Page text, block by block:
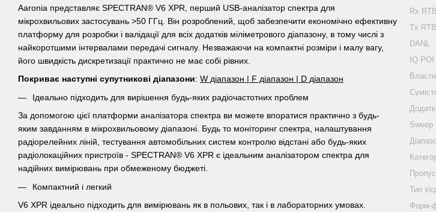
Aaronia представляє SPECTRAN® V6 XPR, перший USB-аналізатор спектра для
мікрохвильових застосувань >50 ГГц. Він розроблений, щоб забезпечити економічно ефективну
платформу для розробки і валідації для всіх додатків міліметрового діапазону, в тому числі з
найкоротшими інтервалами передачі сигналу. Незважаючи на компактні розміри і малу вагу,
його швидкість дискретизації практично не має собі рівних.
Покриває наступні супутникові діапазони: W діапазон | F діапазон | D діапазон
Ідеально підходить для вирішення будь-яких радіочастотних проблем
За допомогою цієї платформи аналізатора спектра ви можете впоратися практично з будь-
яким завданням в мікрохвильовому діапазоні. Будь то моніторинг спектра, налаштування
радіорелейних ліній, тестування автомобільних систем контролю відстані або будь-яких
радіолокаційних пристроїв - SPECTRAN® V6 XPR є ідеальним аналізатором спектра для
надійних вимірювань при обмеженому бюджеті.
Компактний і легкий
V6 XPR ідеально підходить для вимірювань як в польових, так і в лабораторних умовах.
Rx
Tx
DANL
IQ POI
Sweep
Тип
Форм-